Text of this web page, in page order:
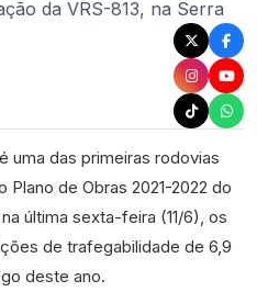
uma das primeiras rodovias
de Obras 2021-2022 do
última sexta-feira (11/6), os
de trafegabilidade de 6,9
deste ano.